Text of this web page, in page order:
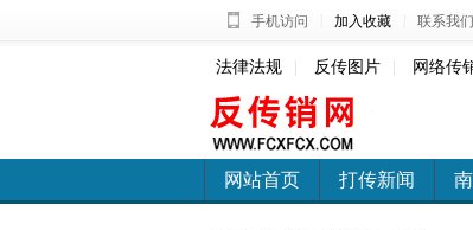
手机访问 加入收藏 联系我们
法律法规 反传图片 网络传
网站首页 打传新闻